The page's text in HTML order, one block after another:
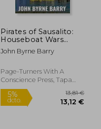
dcto.
Pirates of Sausalito:
Houseboat Wars
Murder Mystery (en
Inglés)
John Byrne Barry
Page-Turners With A
Conscience Press, Tapa
Blanda, Nuevo